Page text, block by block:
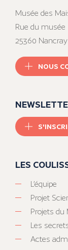
Musée des
Rue du musée
25360
NOUS
LES
L’équipe
Projet
Projets du
Les
Actes